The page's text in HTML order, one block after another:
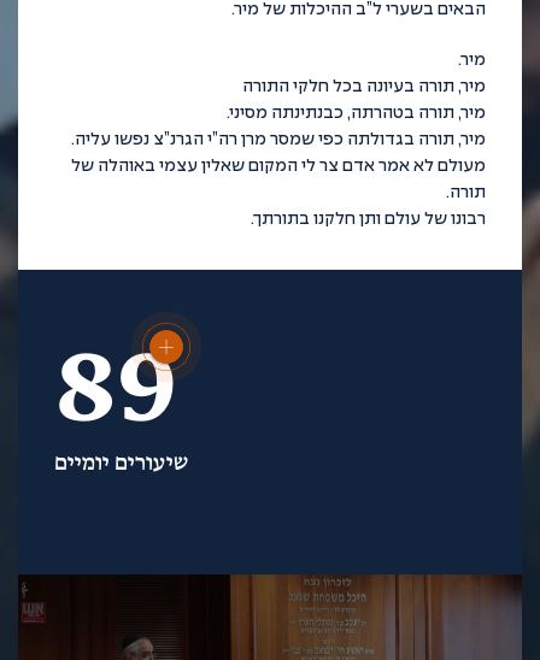
הבאים בשערי ל”ב ההיכלות של מיר.
מיר.
מיר, תורה בעיונה בכל חלקי התורה
מיר, תורה בטהרתה, כבנתינתה מסיני.
מיר, תורה בגדולתה כפי שמסר מרן רה”י הגרנ”צ נפשו עליה.
מעולם לא אמר אדם צר לי המקום שאלין עצמי באוהלה של
תורה.
רבונו של עולם ותן חלקנו בתורתך.
89
שיעורים יומיים